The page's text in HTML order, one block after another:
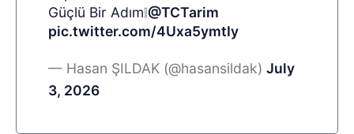
Güçlü Bir Adım❕@TCTarim
pic.twitter.com/4Uxa5ymtIy
— Hasan ŞILDAK (@hasansildak) July
3, 2026